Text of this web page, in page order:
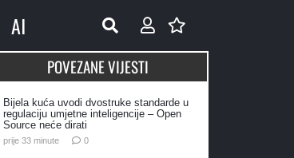
AI
POVEZANE VIJESTI
Bijela kuća uvodi dvostruke standarde u
regulaciju umjetne inteligencije – Open
Source neće dirati
prije 33 minute 0